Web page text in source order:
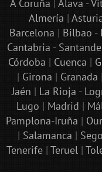
A Coruña | Álava -
Almería |
Barcelona | Bilbao -
Cantabria -
Córdoba | Cuenca |
| Girona | Granada |
Jaén | La Rioja -
Lugo | Madrid |
Pamplona-Iruña |
| Salamanca |
Tenerife| Teruel|